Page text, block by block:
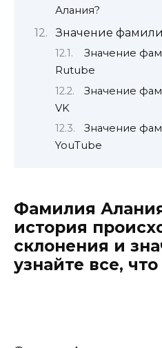
Алания?
Значение
Значение
Rutube
Значение
VK
Значение
YouTube
Фамилия
история
склонения и
узнайте все,